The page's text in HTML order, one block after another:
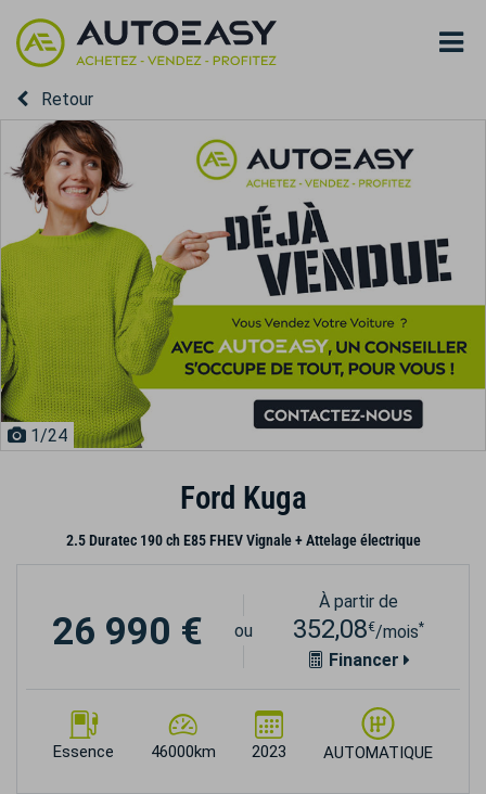
Retour
1/24
Ford Kuga
2.5 Duratec 190 ch E85 FHEV Vignale + Attelage électrique
Essence 46000km 2023 AUTOMATIQUE
26 990 € ou
À partir de
352,08€/mois*
Financer